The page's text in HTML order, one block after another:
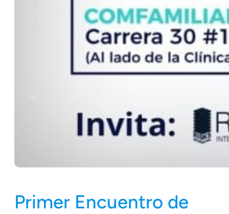
Primer Encuentro de